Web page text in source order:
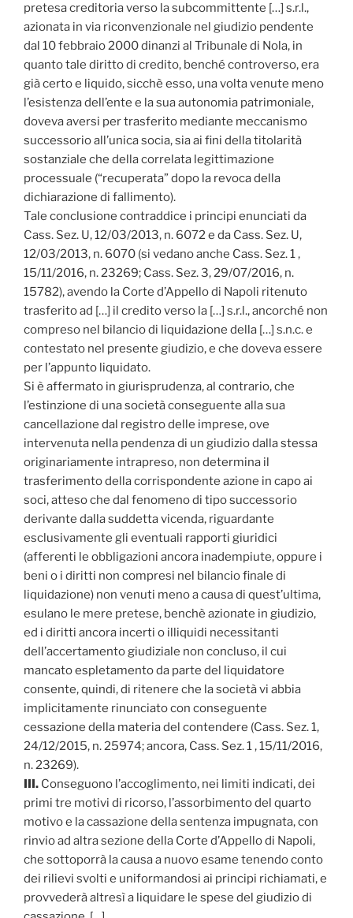
pretesa creditoria verso la subcommittente […] s.r.l.,
azionata in via riconvenzionale nel giudizio pendente
dal 10 febbraio 2000 dinanzi al Tribunale di Nola, in
quanto tale diritto di credito, benché controverso, era
già certo e liquido, sicchè esso, una volta venute meno
l’esistenza dell’ente e la sua autonomia patrimoniale,
doveva aversi per trasferito mediante meccanismo
successorio all’unica socia, sia ai fini della titolarità
sostanziale che della correlata legittimazione
processuale (“recuperata” dopo la revoca della
dichiarazione di fallimento).
Tale conclusione contraddice i principi enunciati da
Cass. Sez. U, 12/03/2013, n. 6072 e da Cass. Sez. U,
12/03/2013, n. 6070 (si vedano anche Cass. Sez. 1 ,
15/11/2016, n. 23269; Cass. Sez. 3, 29/07/2016, n.
15782), avendo la Corte d’Appello di Napoli ritenuto
trasferito ad […] il credito verso la […] s.r.l., ancorché non
compreso nel bilancio di liquidazione della […] s.n.c. e
contestato nel presente giudizio, e che doveva essere
per l’appunto liquidato.
Si è affermato in giurisprudenza, al contrario, che
l’estinzione di una società conseguente alla sua
cancellazione dal registro delle imprese, ove
intervenuta nella pendenza di un giudizio dalla stessa
originariamente intrapreso, non determina il
trasferimento della corrispondente azione in capo ai
soci, atteso che dal fenomeno di tipo successorio
derivante dalla suddetta vicenda, riguardante
esclusivamente gli eventuali rapporti giuridici
(afferenti le obbligazioni ancora inadempiute, oppure i
beni o i diritti non compresi nel bilancio finale di
liquidazione) non venuti meno a causa di quest’ultima,
esulano le mere pretese, benchè azionate in giudizio,
ed i diritti ancora incerti o illiquidi necessitanti
dell’accertamento giudiziale non concluso, il cui
mancato espletamento da parte del liquidatore
consente, quindi, di ritenere che la società vi abbia
implicitamente rinunciato con conseguente
cessazione della materia del contendere (Cass. Sez. 1,
24/12/2015, n. 25974; ancora, Cass. Sez. 1 , 15/11/2016,
n. 23269).
III. Conseguono l’accoglimento, nei limiti indicati, dei
primi tre motivi di ricorso, l’assorbimento del quarto
motivo e la cassazione della sentenza impugnata, con
rinvio ad altra sezione della Corte d’Appello di Napoli,
che sottoporrà la causa a nuovo esame tenendo conto
dei rilievi svolti e uniformandosi ai principi richiamati, e
provvederà altresì a liquidare le spese del giudizio di